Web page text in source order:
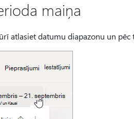
maiņa
atlasiet datumu diapazonu un